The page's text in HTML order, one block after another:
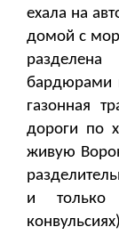
ехала на
домой с
бардюрами
газонная
дороги по
живую
и только